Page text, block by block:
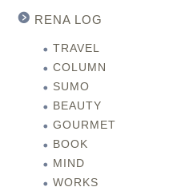
RENA LOG
TRAVEL
COLUMN
SUMO
BEAUTY
GOURMET
BOOK
MIND
WORKS